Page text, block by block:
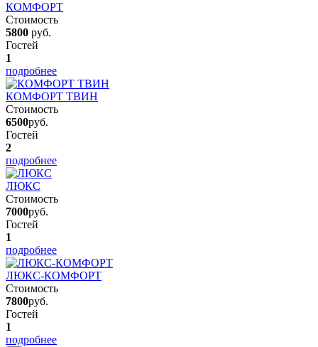
КОМФОРТ
Стоимость
5800 руб.
Гостей
1
подробнее
КОМФОРТ ТВИН
Стоимость
6500руб.
Гостей
2
подробнее
ЛЮКС
Стоимость
7000руб.
Гостей
1
подробнее
ЛЮКС-КОМФОРТ
Стоимость
7800руб.
Гостей
1
подробнее